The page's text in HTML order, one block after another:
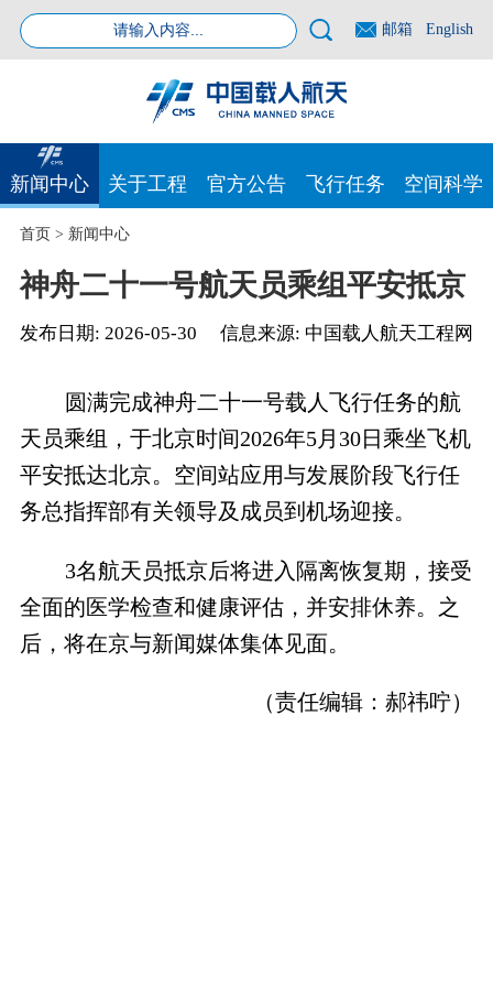
邮箱 English
新闻中心 关于工程 官方公告 飞行任务 空间科学
首页> 新闻中心
神舟二十一号航天员乘组平安抵京
发布日期: 2026-05-30 信息来源: 中国载人航天工程网
圆满完成神舟二十一号载人飞行任务的航
天员乘组，于北京时间2026年5月30日乘坐飞机
平安抵达北京。空间站应用与发展阶段飞行任
务总指挥部有关领导及成员到机场迎接。
3名航天员抵京后将进入隔离恢复期，接受
全面的医学检查和健康评估，并安排休养。之
后，将在京与新闻媒体集体见面。
（责任编辑：郝祎咛）